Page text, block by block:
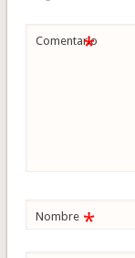
Comentario
*
Nombre *